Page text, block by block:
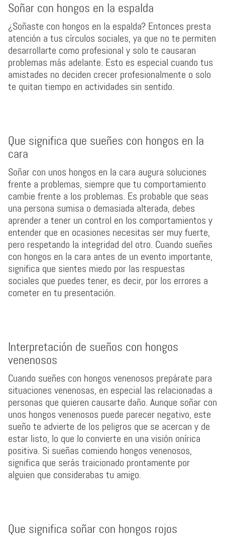
Soñar con hongos en la espalda
¿Soñaste con hongos en la espalda? Entonces presta
atención a tus círculos sociales, ya que no te permiten
desarrollarte como profesional y solo te causaran
problemas más adelante. Esto es especial cuando tus
amistades no deciden crecer profesionalmente o solo
te quitan tiempo en actividades sin sentido.
Que significa que sueñes con hongos en la
cara
Soñar con unos hongos en la cara augura soluciones
frente a problemas, siempre que tu comportamiento
cambie frente a los problemas. Es probable que seas
una persona sumisa o demasiada alterada, debes
aprender a tener un control en los comportamientos y
entender que en ocasiones necesitas ser muy fuerte,
pero respetando la integridad del otro. Cuando sueñes
con hongos en la cara antes de un evento importante,
significa que sientes miedo por las respuestas
sociales que puedes tener, es decir, por los errores a
cometer en tu presentación.
Interpretación de sueños con hongos
venenosos
Cuando sueñes con hongos venenosos prepárate para
situaciones venenosas, en especial las relacionadas a
personas que quieren causarte daño. Aunque soñar con
unos hongos venenosos puede parecer negativo, este
sueño te advierte de los peligros que se acercan y de
estar listo, lo que lo convierte en una visión onírica
positiva. Si sueñas comiendo hongos venenosos,
significa que serás traicionado prontamente por
alguien que considerabas tu amigo.
Que significa soñar con hongos rojos